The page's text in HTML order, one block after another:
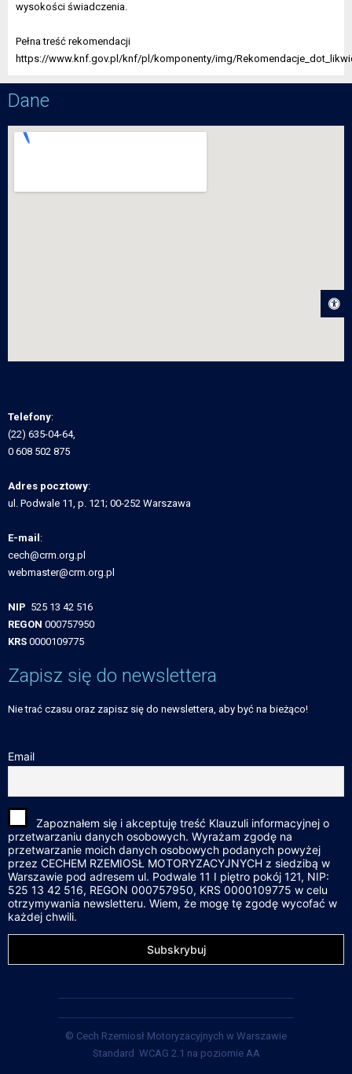
wysokości świadczenia.
Pełna treść rekomendacji
https://www.knf.gov.pl/knf/pl/komponenty/img/
Dane
Telefony:
(22) 635-04-64,
0 608 502 875
Adres pocztowy:
ul. Podwale 11, p. 121; 00-252 Warszawa
E-mail :
cech@crm.org.pl
webmaster@crm.org.pl
NIP 525 13 42 516
REGON 000757950
KRS 0000109775
Zapisz się do newslettera
Nie trać czasu oraz zapisz się do newslettera, aby być na bieżąco!
Email
Zapoznałem się i akceptuję treść Klauzuli informacyjnej o
przetwarzaniu danych osobowych. Wyrażam zgodę na
przetwarzanie moich danych osobowych podanych powyżej
przez CECHEM RZEMIOSŁ MOTORYZACYJNYCH z siedzibą w
Warszawie pod adresem ul. Podwale 11 I piętro pokój 121, NIP:
525 13 42 516, REGON 000757950, KRS 0000109775 w celu
otrzymywania newsletteru. Wiem, że mogę tę zgodę wycofać w
każdej chwili.
© Cech Rzemiosł Motoryzacyjnych w Warszawie
Standard WCAG 2.1 na poziomie AA